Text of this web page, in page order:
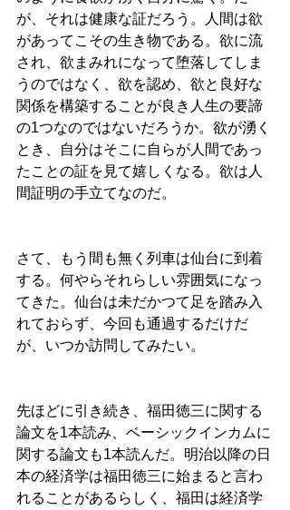
が、それは健康な証だろう。人間は欲
があってこその生き物である。欲に流
され、欲まみれになって堕落してしま
うのではなく、欲を認め、欲と良好な
関係を構築することが良き人生の要諦
の1つなのではないだろうか。欲が湧く
とき、自分はそこに自らが人間であっ
たことの証を見て嬉しくなる。欲は人
間証明の手立てなのだ。
さて、もう間も無く列車は仙台に到着
する。何やらそれらしい雰囲気になっ
てきた。仙台は未だかつて足を踏み入
れておらず、今回も通過するだけだ
が、いつか訪問してみたい。
先ほどに引き続き、福田徳三に関する
論文を1本読み、ベーシックインカムに
関する論文も1本読んだ。明治以降の日
本の経済学は福田徳三に始まると言わ
れることがあるらしく、福田は経済学